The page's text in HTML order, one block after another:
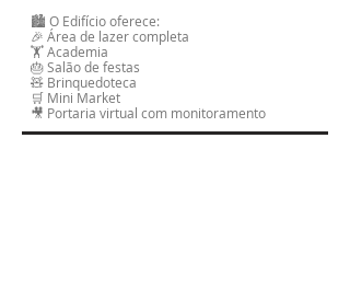
🏙️ O Edifício oferece:
🎉 Área de lazer completa
🏋️ Academia
🎂 Salão de festas
🧸 Brinquedoteca
🛒 Mini Market
🎥 Portaria virtual com monitoramento